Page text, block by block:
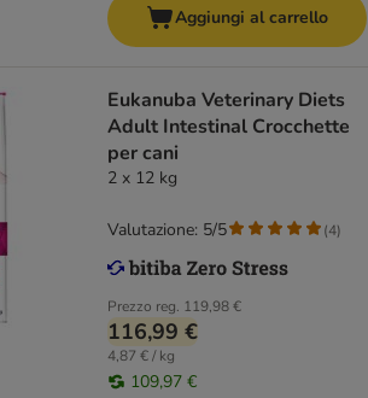
Aggiungi al carrello
Eukanuba Veterinary Diets
Adult Intestinal Crocchette
per cani
2 x 12 kg
Prezzo reg. 119,98 €
116,99 €
4,87 € / kg
109,97 €
Valutazione: 5/5 (4)